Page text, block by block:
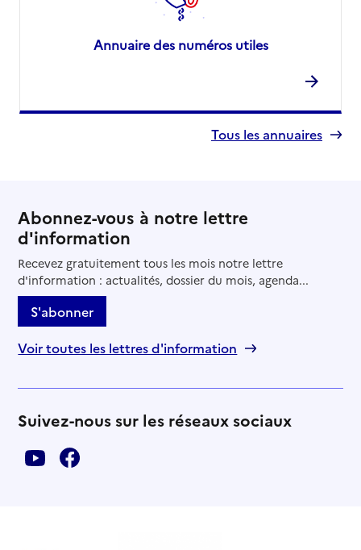
Annuaire des numéros utiles
Tous les annuaires
Abonnez-vous à notre lettre
d'information
Recevez gratuitement tous les mois notre lettre
d'information : actualités, dossier du mois, agenda...
S'abonner
Voir toutes les lettres d'information
Suivez-nous sur les réseaux sociaux